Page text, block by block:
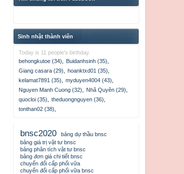
npc Hòa Hoàng
Sinh nhật thành viên
Today is 11 people's birthday.
behongkutoe (34)
Buidanhsinh (35)
Giang casara (29)
hoanktxd01 (35)
kelamat7891 (35)
myduyen4004 (43)
Nguyen Manh Cuong (32)
Nhã Quyên (29)
quocloi (35)
theduongnguyen (36)
tonthan02 (38)
bnsc2020
bảng dự thầu bnsc
bảng giá trị vật tư bnsc
bảng phân tích vật tư bnsc
bảng đơn giá chi tiết bnsc
chuyển đổi cấp phối vữa
chuyển đổi cấp phối vữa bnsc